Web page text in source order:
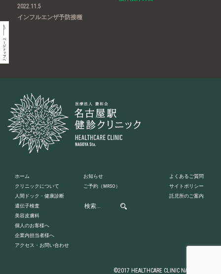
2022.11.5
インフルエンザ予防接種
ホーム
クリニックについて
人間ドック・健康診断
遺伝子検査
美容皮膚科
個人のお客様へ
企業内担当者様へ
アクセス・お問い合わせ
お知らせ
ご予約 （MRSO）
よくあるご質問
サイトポリシー
託児所のご案内
©2017 HEALTHCARE CLINIC NAGOYA STA.